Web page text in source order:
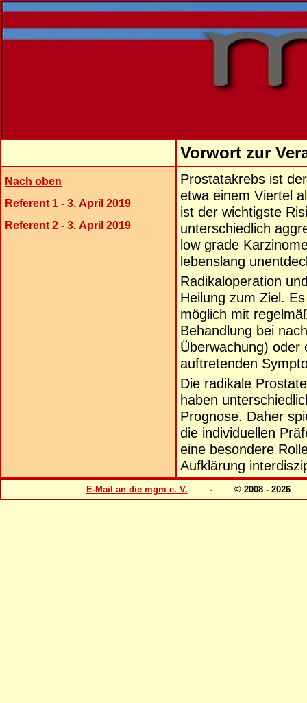
Vorwort zur
Nach oben
Referent 1 - 3. April 2019
Referent 2 - 3. April 2019
Prostatakrebs ist
etwa einem Viertel
ist der wichtigste
unterschiedlich
low grade
lebenslang
Radikaloperation
Heilung zum Ziel.
möglich mit
Behandlung bei
Überwachung) oder
auftretenden
Die radikale
haben
Prognose. Daher
die individuellen
eine besondere
Aufklärung
E-Mail an die mgm e. V. - © 2008 -